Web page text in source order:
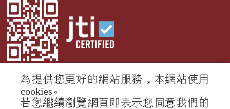
© 2024 RTI (Radio Taiwan International).
為提供您更好的網站服務，本網站使用
cookies。
若您繼續瀏覽網頁即表示您同意我們的